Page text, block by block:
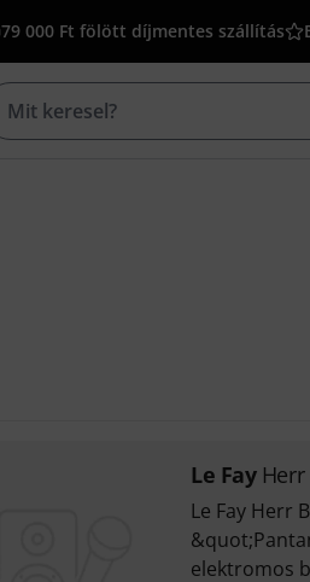
79 000 Ft fölött díjmentes szállítás
Le Fay
Le Fay Herr
elektromos